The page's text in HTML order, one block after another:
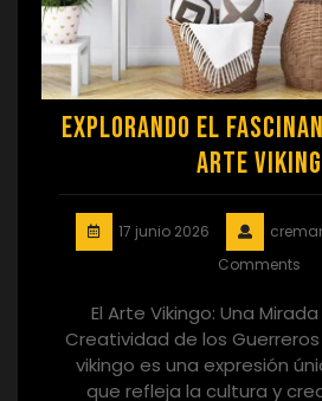
Explorando el
Arte
17 junio 2026
Comments
El Arte Vikingo: Una
Creatividad de los
vikingo es una expresión
que refleja la cultura y